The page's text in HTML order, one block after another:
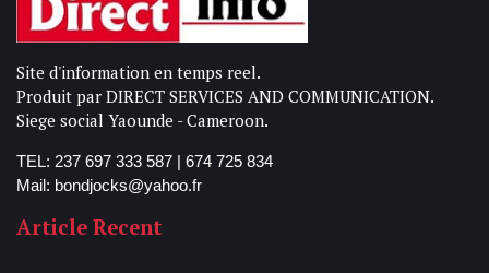
Site d'information en temps reel.
Produit par DIRECT SERVICES AND COMMUNICATION.
Siege social Yaounde - Cameroon.
TEL: 237 697 333 587 | 674 725 834
Mail: bondjocks@yahoo.fr
Article Recent